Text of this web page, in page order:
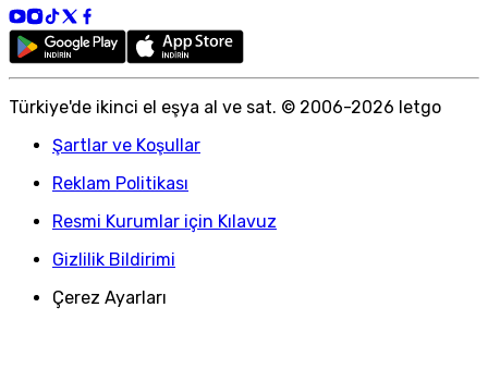
Türkiye'de ikinci el eşya al ve sat. © 2006-2026 letgo
Şartlar ve Koşullar
Reklam Politikası
Resmi Kurumlar için Kılavuz
Gizlilik Bildirimi
Çerez Ayarları